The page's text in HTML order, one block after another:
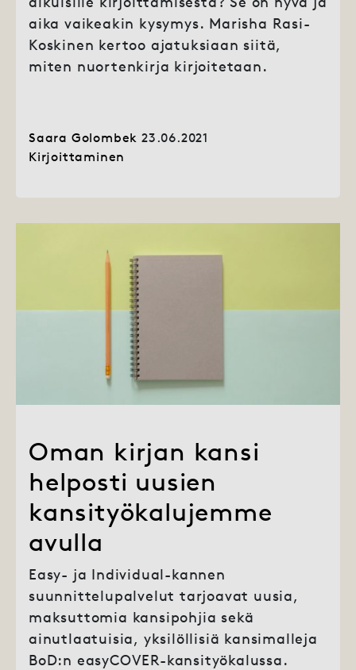
aika vaikeakin kysymys. Marisha Rasi-
Koskinen kertoo ajatuksiaan siitä,
miten nuortenkirja kirjoitetaan.
Saara Golombek 23.06.2021
Kirjoittaminen
Oman kirjan kansi
helposti uusien
kansityökalujemme
avulla
Easy- ja Individual-kannen
suunnittelupalvelut tarjoavat uusia,
maksuttomia kansipohjia sekä
ainutlaatuisia, yksilöllisiä kansimalleja
BoD:n easyCOVER-kansityökalussa.